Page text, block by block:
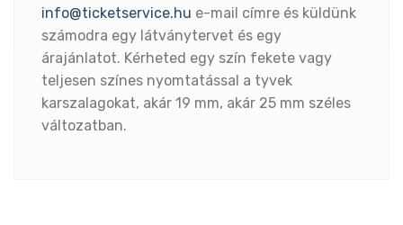
info@ticketservice.hu e-mail címre és küldünk
számodra egy látványtervet és egy
árajánlatot. Kérheted egy szín fekete vagy
teljesen színes nyomtatással a tyvek
karszalagokat, akár 19 mm, akár 25 mm széles
változatban.